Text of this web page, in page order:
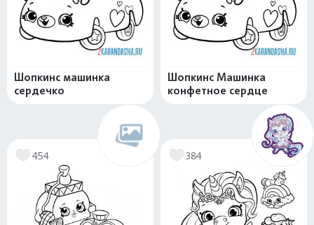
Шопкинс машинка
сердечко
Шопкинс Машинка
конфетное сердце
454 384